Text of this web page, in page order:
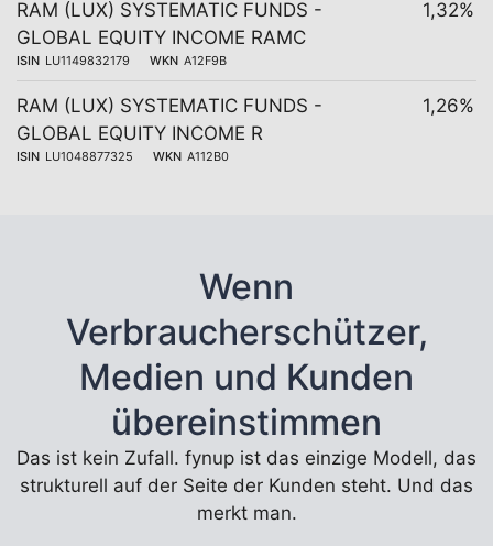
RAM (LUX) SYSTEMATIC FUNDS -
GLOBAL EQUITY INCOME RAMC
ISIN LU1149832179 WKN A12F9B
1,32%
RAM (LUX) SYSTEMATIC FUNDS -
GLOBAL EQUITY INCOME R
ISIN LU1048877325 WKN A112B0
1,26%
Wenn
Verbraucherschützer,
Medien und Kunden
übereinstimmen
Das ist kein Zufall. fynup ist das einzige Modell, das
strukturell auf der Seite der Kunden steht. Und das
merkt man.